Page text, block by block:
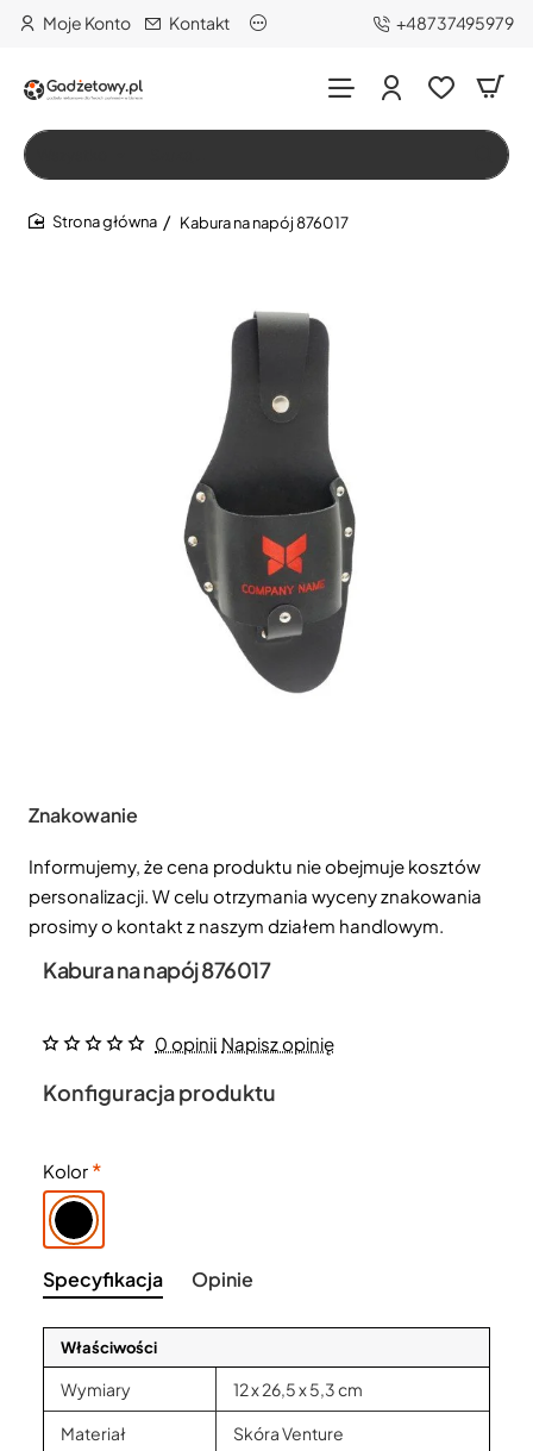
Moje Konto Kontakt +48737495979
Szukaj…
Kabura na napój 876017
Znakowanie
Informujemy, że cena produktu nie obejmuje kosztów
personalizacji. W celu otrzymania wyceny znakowania
prosimy o kontakt z naszym działem handlowym.
Kabura na napój 876017
0 opinii Napisz opinię
Konfiguracja produktu
Kolor
Specyfikacja Opinie
Właściwości
Wymiary 12 x 26,5 x 5,3 cm
Materiał Skóra Venture